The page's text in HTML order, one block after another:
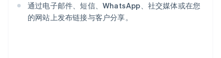
通过电子邮件、短信、WhatsApp、社交媒体或在您
的网站上发布链接与客户分享。